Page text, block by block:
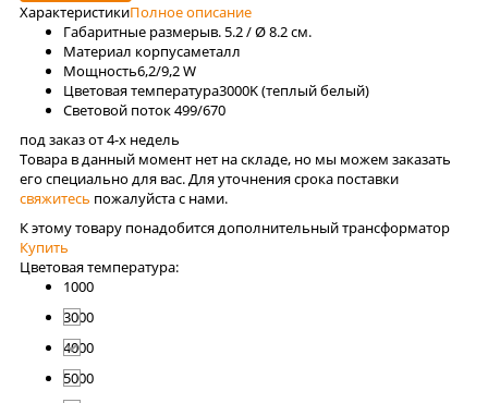
ХарактеристикиПолное описание
Габаритные размерыв. 5.2 / Ø 8.2 см.
Материал корпусаметалл
Мощность6,2/9,2 W
Цветовая температура3000K (теплый белый)
Световой поток499/670
под заказ от 4-x недель
Товара в данный момент нет на складе, но мы можем заказать
его специально для вас. Для уточнения срока поставки
свяжитесь пожалуйста с нами.
К этому товару понадобится дополнительный трансформатор
Купить
Цветовая температура:
1000
3000
4000
5000